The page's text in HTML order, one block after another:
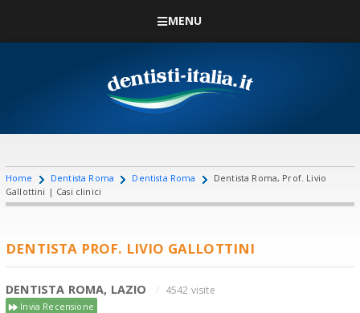
MENU
Home Dentista Roma Dentista Roma
Dentista Roma, Prof. Livio
Gallottini | Casi clinici
DENTISTA PROF. LIVIO GALLOTTINI
DENTISTA ROMA, LAZIO 4542 visite
Invia Recensione